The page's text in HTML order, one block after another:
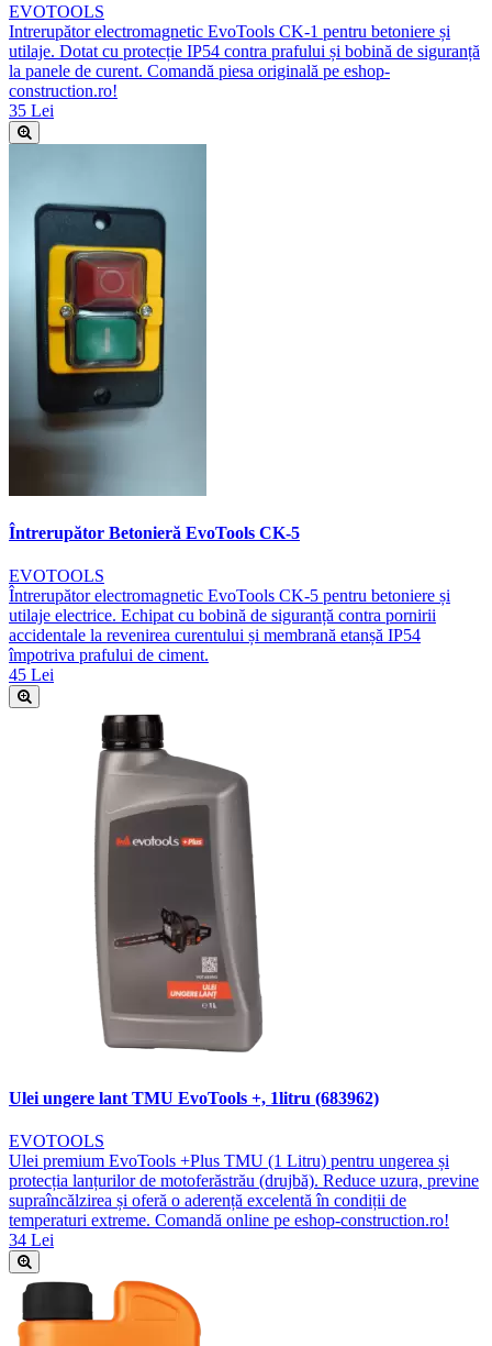
EVOTOOLS
Intrerupător electromagnetic EvoTools CK-1 pentru betoniere și
utilaje. Dotat cu protecție IP54 contra prafului și bobină de siguranță
la panele de curent. Comandă piesa originală pe eshop-
construction.ro!
35 Lei
Întrerupător Betonieră EvoTools CK-5
EVOTOOLS
Întrerupător electromagnetic EvoTools CK-5 pentru betoniere și
utilaje electrice. Echipat cu bobină de siguranță contra pornirii
accidentale la revenirea curentului și membrană etanșă IP54
împotriva prafului de ciment.
45 Lei
Ulei ungere lant TMU EvoTools +, 1litru (683962)
EVOTOOLS
Ulei premium EvoTools +Plus TMU (1 Litru) pentru ungerea și
protecția lanțurilor de motoferăstrău (drujbă). Reduce uzura, previne
supraîncălzirea și oferă o aderență excelentă în condiții de
temperaturi extreme. Comandă online pe eshop-construction.ro!
34 Lei